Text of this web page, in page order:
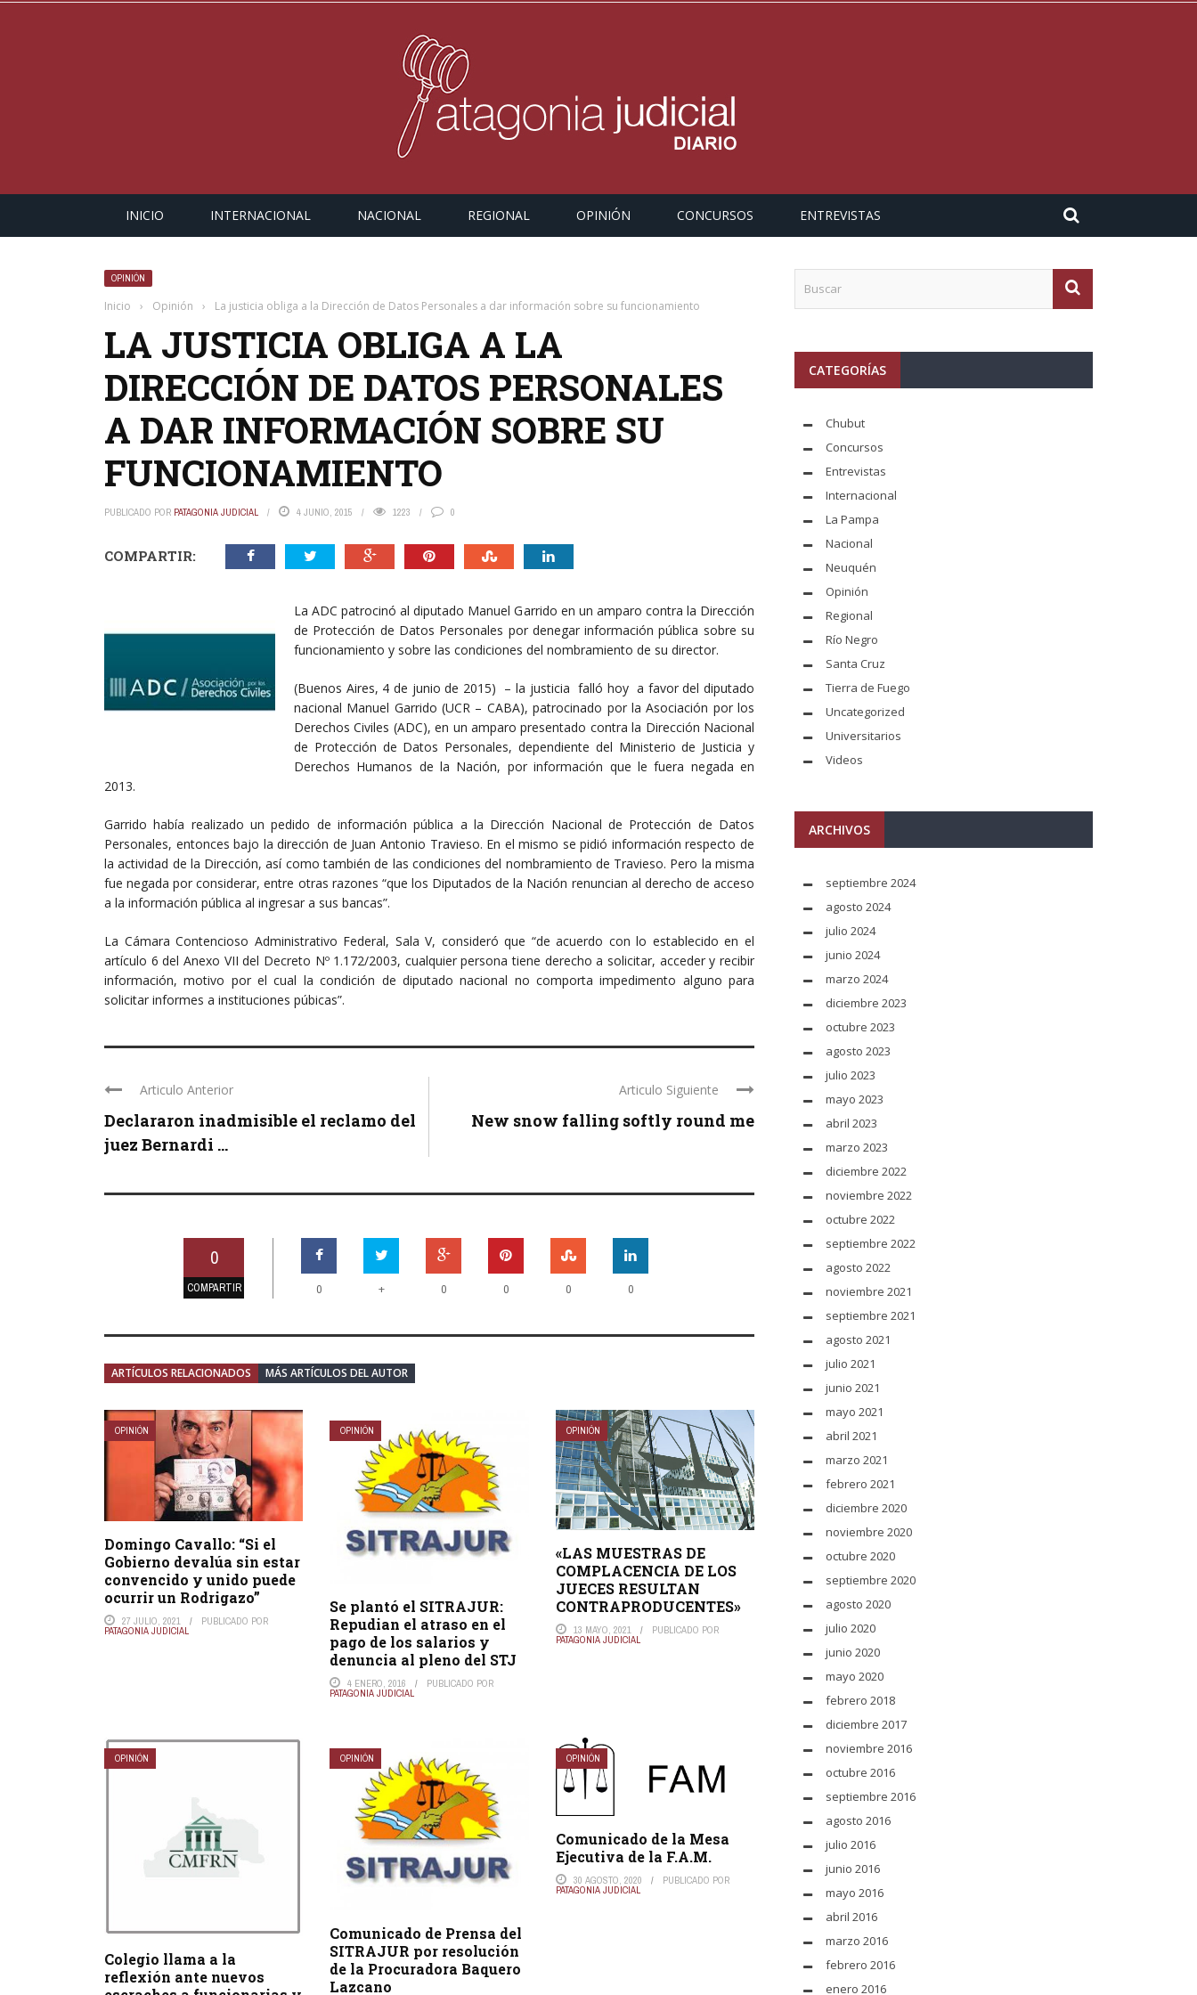
INICIO INTERNACIONAL NACIONAL REGIONAL OPINIÓN CONCURSOS ENTREVISTAS
OPINIÓN
Inicio › Opinión › La justicia obliga a la Dirección de Datos Personales a dar información sobre su funcionamiento
LA JUSTICIA OBLIGA A LA
DIRECCIÓN DE DATOS PERSONALES
A DAR INFORMACIÓN SOBRE SU
FUNCIONAMIENTO
PUBLICADO POR PATAGONIA JUDICIAL 4 JUNIO, 2015 1223 0
COMPARTIR:
La ADC patrocinó al diputado Manuel Garrido en un amparo contra la Dirección
de Protección de Datos Personales por denegar información pública sobre su
funcionamiento y sobre las condiciones del nombramiento de su director.
(Buenos Aires, 4 de junio de 2015) – la justicia falló hoy a favor del diputado
nacional Manuel Garrido (UCR – CABA), patrocinado por la Asociación por los
Derechos Civiles (ADC), en un amparo presentado contra la Dirección Nacional
de Protección de Datos Personales, dependiente del Ministerio de Justicia y
Derechos Humanos de la Nación, por información que le fuera negada en
2013.
Garrido había realizado un pedido de información pública a la Dirección Nacional de Protección de Datos
Personales, entonces bajo la dirección de Juan Antonio Travieso. En el mismo se pidió información respecto de
la actividad de la Dirección, así como también de las condiciones del nombramiento de Travieso. Pero la misma
fue negada por considerar, entre otras razones “que los Diputados de la Nación renuncian al derecho de acceso
a la información pública al ingresar a sus bancas”.
La Cámara Contencioso Administrativo Federal, Sala V, consideró que “de acuerdo con lo establecido en el
artículo 6 del Anexo VII del Decreto Nº 1.172/2003, cualquier persona tiene derecho a solicitar, acceder y recibir
información, motivo por el cual la condición de diputado nacional no comporta impedimento alguno para
solicitar informes a instituciones púbicas”.
Articulo Anterior
Declararon inadmisible el reclamo del
juez Bernardi ...
Articulo Siguiente
New snow falling softly round me
0
COMPARTIR 0 + 0 0 0 0
ARTÍCULOS RELACIONADOS MÁS ARTÍCULOS DEL AUTOR
OPINIÓN
Domingo Cavallo: “Si el
Gobierno devalúa sin estar
convencido y unido puede
ocurrir un Rodrigazo”
27 JULIO, 2021 PUBLICADO POR
PATAGONIA JUDICIAL
OPINIÓN
Se plantó el SITRAJUR:
Repudian el atraso en el
pago de los salarios y
denuncia al pleno del STJ
4 ENERO, 2016 PUBLICADO POR
PATAGONIA JUDICIAL
OPINIÓN
«LAS MUESTRAS DE
COMPLACENCIA DE LOS
JUECES RESULTAN
CONTRAPRODUCENTES»
13 MAYO, 2021 PUBLICADO POR
PATAGONIA JUDICIAL
OPINIÓN
Colegio llama a la
reflexión ante nuevos
OPINIÓN
Comunicado de Prensa del
SITRAJUR por resolución
de la Procuradora Baquero
Lazcano
OPINIÓN
Comunicado de la Mesa
Ejecutiva de la F.A.M.
30 AGOSTO, 2020 PUBLICADO POR
PATAGONIA JUDICIAL
CATEGORÍAS
Chubut
Concursos
Entrevistas
Internacional
La Pampa
Nacional
Neuquén
Opinión
Regional
Río Negro
Santa Cruz
Tierra de Fuego
Uncategorized
Universitarios
Videos
ARCHIVOS
septiembre 2024
agosto 2024
julio 2024
junio 2024
marzo 2024
diciembre 2023
octubre 2023
agosto 2023
julio 2023
mayo 2023
abril 2023
marzo 2023
diciembre 2022
noviembre 2022
octubre 2022
septiembre 2022
agosto 2022
noviembre 2021
septiembre 2021
agosto 2021
julio 2021
junio 2021
mayo 2021
abril 2021
marzo 2021
febrero 2021
diciembre 2020
noviembre 2020
octubre 2020
septiembre 2020
agosto 2020
julio 2020
junio 2020
mayo 2020
febrero 2018
diciembre 2017
noviembre 2016
octubre 2016
septiembre 2016
agosto 2016
julio 2016
junio 2016
mayo 2016
abril 2016
marzo 2016
febrero 2016
enero 2016